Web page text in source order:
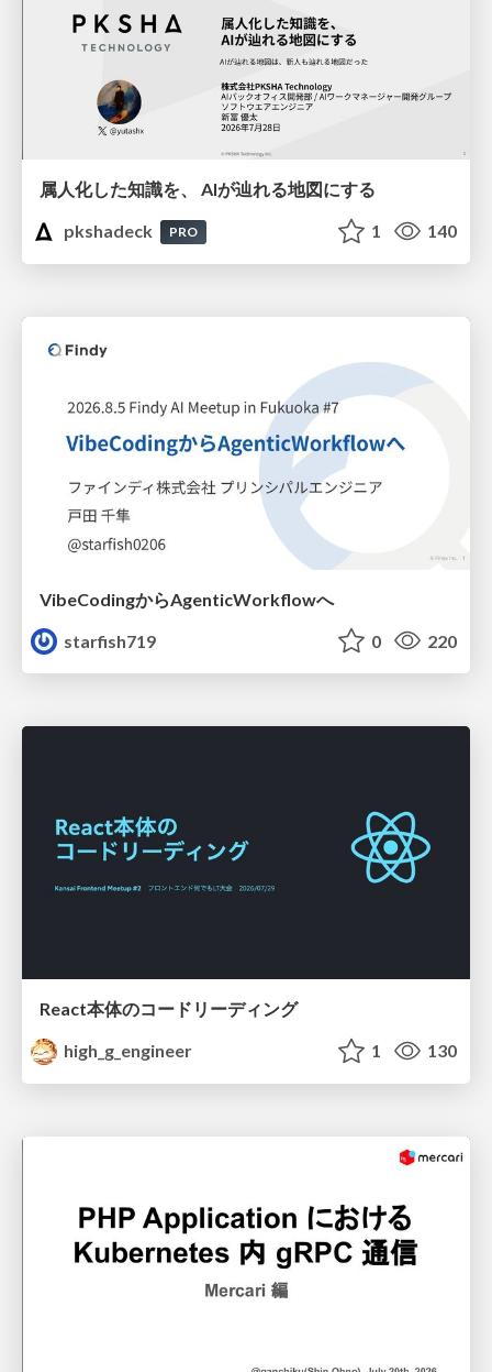
属人化した知識を、 AIが辿れる地図にする
pkshadeck
PRO 1 140
VibeCodingからAgenticWorkflowへ
starfish719
0 220
React本体のコードリーディング
high_g_engineer
1 130